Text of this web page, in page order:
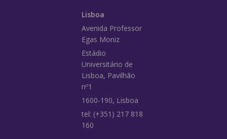
Lisboa
Avenida Professor
Egas Moniz
Estádio
Universitário de
Lisboa, Pavilhão
nº1
1600-190, Lisboa
tel: (+351) 217 818
160